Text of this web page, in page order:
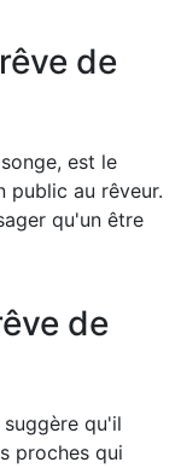
de
est le
public au rêveur.
qu'un être
de
qu'il
proches qui